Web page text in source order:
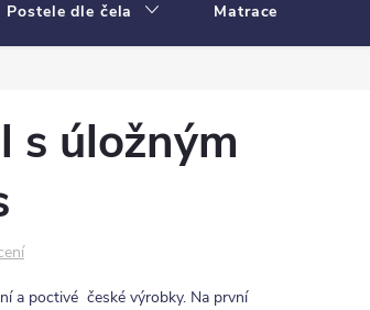
Postele dle čela Matrace
s úložným
a poctivé české výrobky. Na první